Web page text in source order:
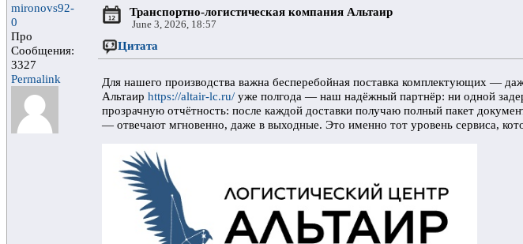
mironovs92-
0
Про
Сообщения:
3327
Permalink
Транспортно-логистическая компания Альтаир
June 3, 2026, 18:57
Цитата
Для нашего производства важна бесперебойная поставка комплектующих —
Альтаир https://altair-lc.ru/ уже полгода — наш надёжный партнёр: ни одной
прозрачную отчётность: после каждой доставки получаю полный пакет
— отвечают мгновенно, даже в выходные. Это именно тот уровень сервиса,